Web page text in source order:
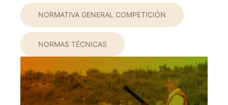
NORMATIVA GENERAL COMPETICIÓN
NORMAS TÉCNICAS